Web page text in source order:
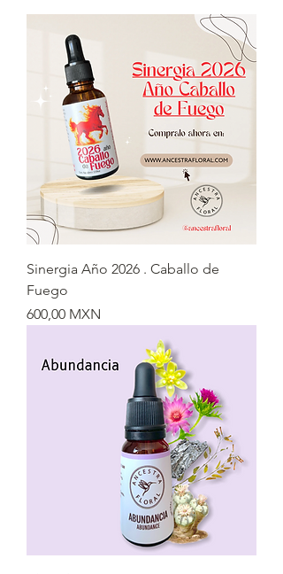
Sinergia Año 2026 . Caballo de
Fuego
Precio
600,00 MXN